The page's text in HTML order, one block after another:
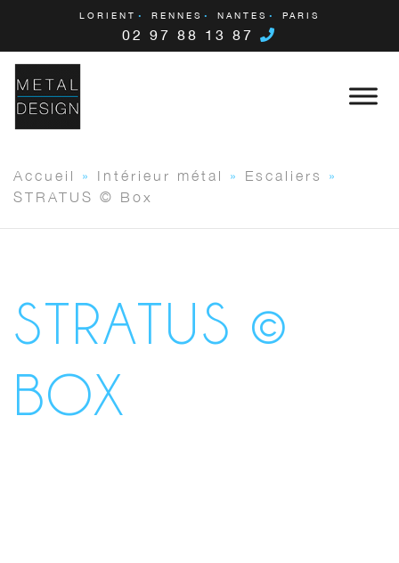
LORIENT RENNES NANTES PARIS
02 97 88 13 87
Accueil » Intérieur métal » Escaliers »
STRATUS © Box
STRATUS ©
BOX